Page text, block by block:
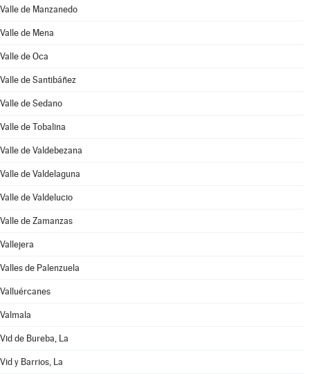
Valle de Manzanedo
Valle de Mena
Valle de Oca
Valle de Santibáñez
Valle de Sedano
Valle de Tobalina
Valle de Valdebezana
Valle de Valdelaguna
Valle de Valdelucio
Valle de Zamanzas
Vallejera
Valles de Palenzuela
Valluércanes
Valmala
Vid de Bureba, La
Vid y Barrios, La